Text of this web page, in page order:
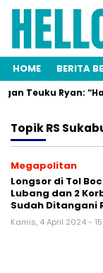
HOME BERITA
Teuku Ryan:
TopikRS
Megapolitan
Longsor di Tol
Lubang dan 2
Sudah Ditangani
Kamis, 4 April 2024 -